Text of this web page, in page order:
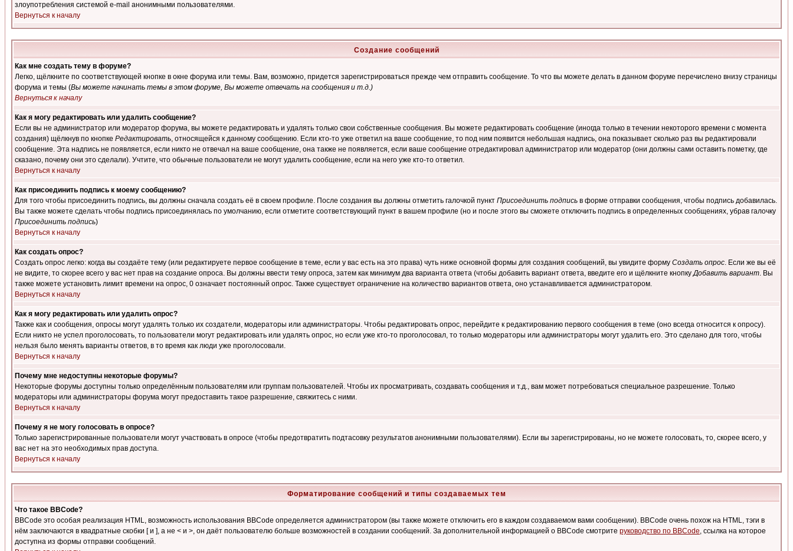
злоупотребления системой e-mail анонимными пользователями.
Вернуться к началу
Создание сообщений
Как мне создать тему в форуме?
Легко, щёлкните по соответствующей кнопке в окне форума или темы. Вам, возможно, придется зарегистрироваться прежде чем отправить сообщение. То что вы можете делать в данном форуме перечислено внизу страницы
форума и темы (Вы можете начинать темы в этом форуме, Вы можете отвечать на сообщения и т.д.)
Вернуться к началу
Как я могу редактировать или удалить сообщение?
Если вы не администратор или модератор форума, вы можете редактировать и удалять только свои собственные сообщения. Вы можете редактировать сообщение (иногда только в течении некоторого времени с момента
создания) щёлкнув по кнопке Редактировать, относящейся к данному сообщению. Если кто-то уже ответил на ваше сообщение, то под ним появится небольшая надпись, она показывает сколько раз вы редактировали
сообщение. Эта надпись не появляется, если никто не отвечал на ваше сообщение, она также не появляется, если ваше сообщение отредактировал администратор или модератор (они должны сами оставить пометку, где
сказано, почему они это сделали). Учтите, что обычные пользователи не могут удалить сообщение, если на него уже кто-то ответил.
Вернуться к началу
Как присоединить подпись к моему сообщению?
Для того чтобы присоединить подпись, вы должны сначала создать её в своем профиле. После создания вы должны отметить галочкой пункт Присоединить подпись в форме отправки сообщения, чтобы подпись добавилась.
Вы также можете сделать чтобы подпись присоединялась по умолчанию, если отметите соответствующий пункт в вашем профиле (но и после этого вы сможете отключить подпись в определенных сообщениях, убрав галочку
Присоединить подпись)
Вернуться к началу
Как создать опрос?
Создать опрос легко: когда вы создаёте тему (или редактируете первое сообщение в теме, если у вас есть на это права) чуть ниже основной формы для создания сообщений, вы увидите форму Создать опрос. Если же вы её
не видите, то скорее всего у вас нет прав на создание опроса. Вы должны ввести тему опроса, затем как минимум два варианта ответа (чтобы добавить вариант ответа, введите его и щёлкните кнопкуДобавить вариант. Вы
также можете установить лимит времени на опрос, 0 означает постоянный опрос. Также существует ограничение на количество вариантов ответа, оно устанавливается администратором.
Вернуться к началу
Как я могу редактировать или удалить опрос?
Также как и сообщения, опросы могут удалять только их создатели, модераторы или администраторы. Чтобы редактировать опрос, перейдите к редактированию первого сообщения в теме (оно всегда относится к опросу).
Если никто не успел проголосовать, то пользователи могут редактировать или удалять опрос, но если уже кто-то проголосовал, то только модераторы или администраторы могут удалить его. Это сделано для того, чтобы
нельзя было менять варианты ответов, в то время как люди уже проголосовали.
Вернуться к началу
Почему мне недоступны некоторые форумы?
Некоторые форумы доступны только определённым пользователям или группам пользователей. Чтобы их просматривать, создавать сообщения и т.д., вам может потребоваться специальное разрешение. Только
модераторы или администраторы форума могут предоставить такое разрешение, свяжитесь с ними.
Вернуться к началу
Почему я не могу голосовать в опросе?
Только зарегистрированные пользователи могут участвовать в опросе (чтобы предотвратить подтасовку результатов анонимными пользователями). Если вы зарегистрированы, но не можете голосовать, то, скорее всего, у
вас нет на это необходимых прав доступа.
Вернуться к началу
Форматирование сообщений и типы создаваемых тем
Что такое BBCode?
BBCode это особая реализация HTML, возможность использования BBCode определяется администратором (вы также можете отключить его в каждом создаваемом вами сообщении). BBCode очень похож на HTML, тэги в
нём заключаются в квадратные скобки [ и ], а не < и >, он даёт пользователю больше возможностей в создании сообщений. За дополнительной информацией о BBCode смотрите руководство по BBCode, ссылка на которое
доступна из формы отправки сообщений.